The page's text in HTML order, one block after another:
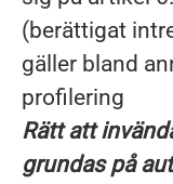
(berättigat
gäller bland
profilering
Rätt att
grundas på